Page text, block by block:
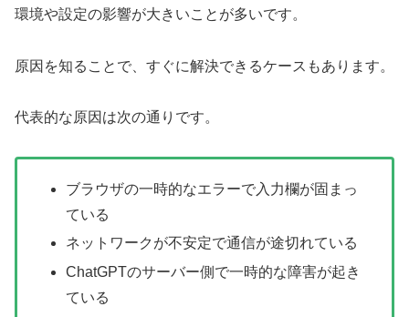
環境や設定の影響が大きいことが多いです。
原因を知ることで、すぐに解決できるケースもあります。
代表的な原因は次の通りです。
ブラウザの一時的なエラーで入力欄が固まっ
ている
ネットワークが不安定で通信が途切れている
ChatGPTのサーバー側で一時的な障害が起き
ている